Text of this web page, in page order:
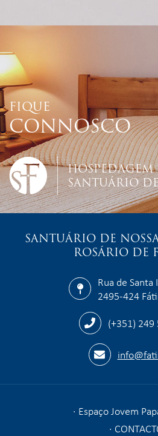
FIQUE
CONNOSCO
HOSPEDAGEM
SANTUÁRIO
SANTUÁRIO DE
ROSÁRIO DE
Rua de Santa
2495-424
(+351) 249
Espaço Jovem